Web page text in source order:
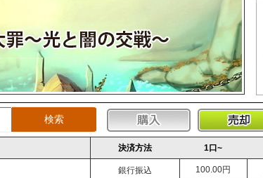
決済方法 1口~
銀行振込 100.00円